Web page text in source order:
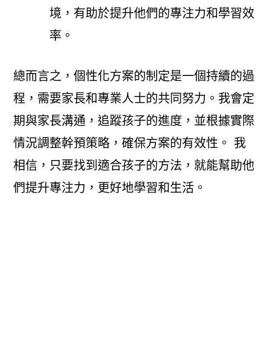
境，有助於提升他們的專注力和學習效
率。
總而言之，個性化方案的制定是一個持續的過
程，需要家長和專業人士的共同努力。我會定
期與家長溝通，追蹤孩子的進度，並根據實際
情況調整幹預策略，確保方案的有效性。 我
相信，只要找到適合孩子的方法，就能幫助他
們提升專注力，更好地學習和生活。